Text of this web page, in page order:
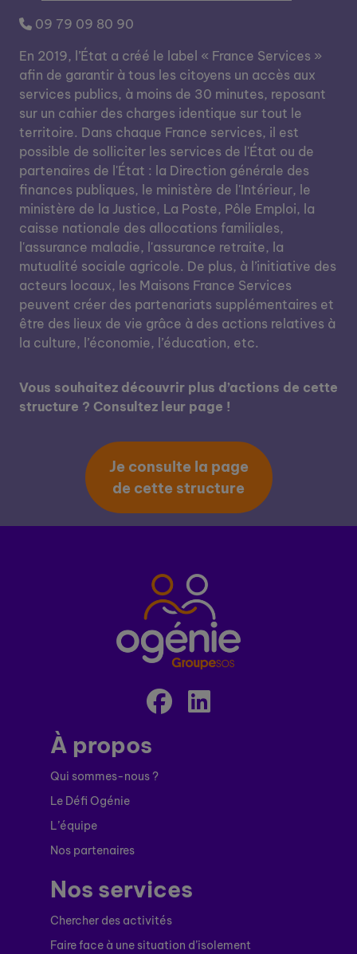
09 79 09 80 90
En 2019, l’État a créé le label « France Services »
afin de garantir à tous les citoyens un accès aux
services publics, à moins de 30 minutes, reposant
sur un cahier des charges identique sur tout le
territoire. Dans chaque France services, il est
possible de solliciter les services de l'État ou de
partenaires de l'État : la Direction générale des
finances publiques, le ministère de l'Intérieur, le
ministère de la Justice, La Poste, Pôle Emploi, la
caisse nationale des allocations familiales,
l'assurance maladie, l'assurance retraite, la
mutualité sociale agricole. De plus, à l’initiative des
acteurs locaux, les Maisons France Services
peuvent créer des partenariats supplémentaires et
être des lieux de vie grâce à des actions relatives à
la culture, l’économie, l’éducation, etc.
Vous souhaitez découvrir plus d’actions de cette
structure ? Consultez leur page !
Je consulte la page
de cette structure
À propos
Qui sommes-nous ?
Le Défi Ogénie
L’équipe
Nos partenaires
Nos services
Chercher des activités
Faire face à une situation d’isolement